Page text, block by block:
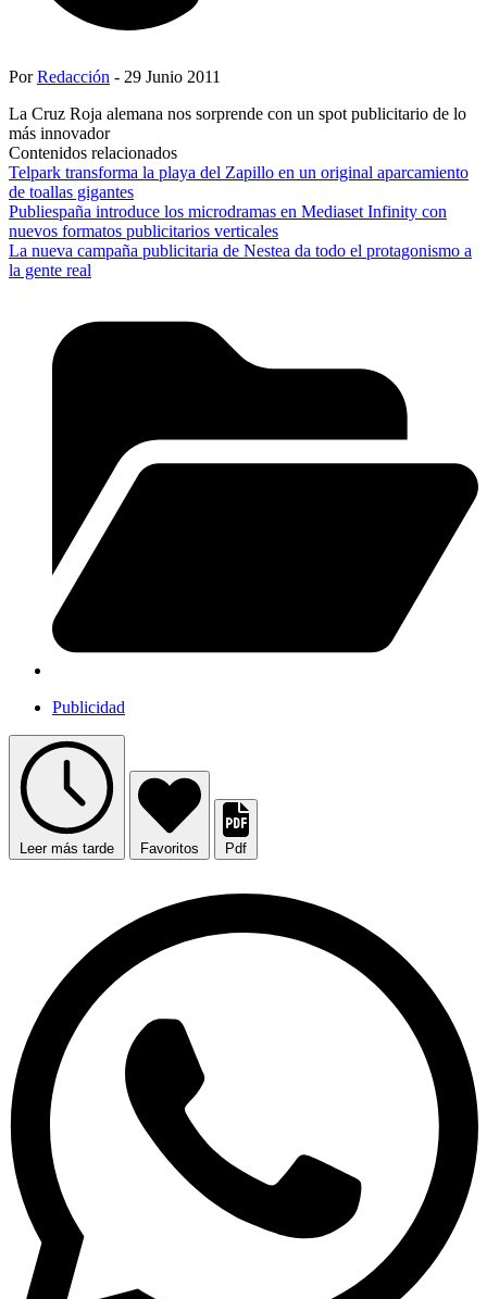
PorRedacción - 29 Junio 2011
La Cruz Roja alemana nos sorprende con un spot publicitario de lo
más innovador
Contenidos relacionados
Telpark transforma la playa del Zapillo en un original aparcamiento
de toallas gigantes
Publiespaña introduce los microdramas en Mediaset Infinity con
nuevos formatos publicitarios verticales
La nueva campaña publicitaria de Nestea da todo el protagonismo a
la gente real
Publicidad
Leer más tarde Favoritos Pdf